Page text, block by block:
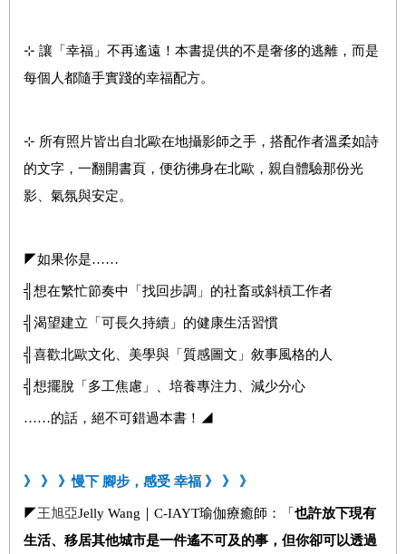
⊹ 讓「幸福」不再遙遠！本書提供的不是奢侈的逃離，而是
每個人都隨手實踐的幸福配方。
⊹ 所有照片皆出自北歐在地攝影師之手，搭配作者溫柔如詩
的文字，一翻開書頁，便彷彿身在北歐，親自體驗那份光
影、氣氛與安定。
◤如果你是……
╣想在繁忙節奏中「找回步調」的社畜或斜槓工作者
╣渴望建立「可長久持續」的健康生活習慣
╣喜歡北歐文化、美學與「質感圖文」敘事風格的人
╣想擺脫「多工焦慮」、培養專注力、減少分心
……的話，絕不可錯過本書！◢
》 》 》慢下 腳步，感受 幸福 》 》 》
◤王旭亞Jelly Wang｜C-IAYT瑜伽療癒師：「 也許放下現有
生活、移居其他城市是一件遙不可及的事，但你卻可以透過